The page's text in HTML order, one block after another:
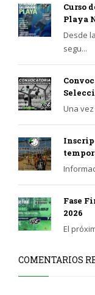
Curso
Playa
Desde
segu...
Una
Fase
2026
El
COMENTARIOS